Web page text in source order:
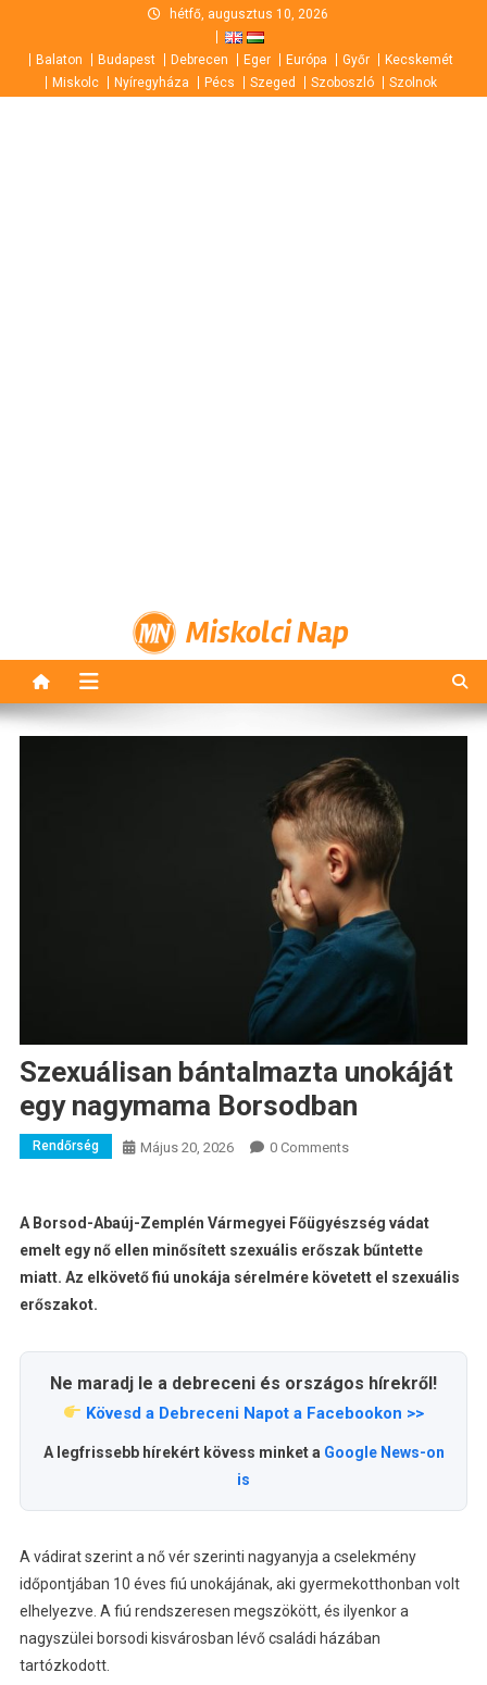
content
hétfő, augusztus 10, 2026
Balaton Budapest Debrecen Eger Európa Győr
Kecskemét
Miskolc
Nyíregyháza Pécs Szeged Szoboszló Szolnok
Miskolci Nap
Szexuálisan bántalmazta unokáját
egy nagymama Borsodban
Rendőrség Május 20, 2026 0 Comments
A Borsod-Abaúj-Zemplén Vármegyei Főügyészség vádat
emelt egy nő ellen minősített szexuális erőszak bűntette
miatt. Az elkövető fiú unokája sérelmére követett el szexuális
erőszakot.
Ne maradj le a debreceni és országos hírekről!
Kövesd a Debreceni Napot a Facebookon >>
A legfrissebb hírekért kövess minket a Google News-on
is
A vádirat szerint a nő vér szerinti nagyanyja a cselekmény
időpontjában 10 éves fiú unokájának, aki gyermekotthonban volt
elhelyezve. A fiú rendszeresen megszökött, és ilyenkor a
nagyszülei borsodi kisvárosban lévő családi házában
tartózkodott.